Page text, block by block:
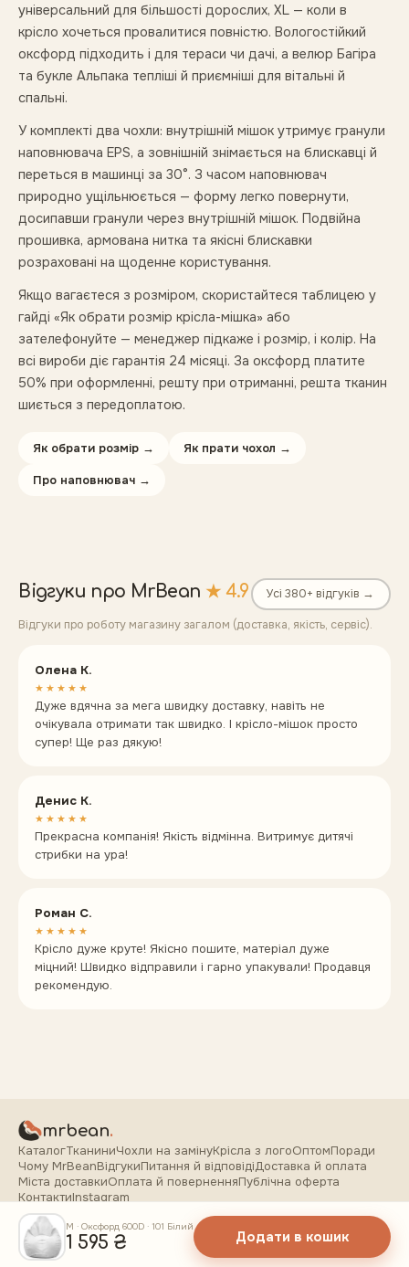
універсальний для більшості дорослих, XL — коли в
крісло хочеться провалитися повністю. Вологостійкий
оксфорд підходить і для тераси чи дачі, а велюр Багіра
та букле Альпака тепліші й приємніші для вітальні й
спальні.
У комплекті два чохли: внутрішній мішок утримує гранули
наповнювача EPS, а зовнішній знімається на блискавці й
переться в машинці за 30°. З часом наповнювач
природно ущільнюється — форму легко повернути,
досипавши гранули через внутрішній мішок. Подвійна
прошивка, армована нитка та якісні блискавки
розраховані на щоденне користування.
Якщо вагаєтеся з розміром, скористайтеся таблицею у
гайді «Як обрати розмір крісла-мішка» або
зателефонуйте — менеджер підкаже і розмір, і колір. На
всі вироби діє гарантія 24 місяці. За оксфорд платите
50% при оформленні, решту при отриманні, решта тканин
шиється з передоплатою.
Як обрати розмір → Як прати чохол →
Про наповнювач →
Відгуки про MrBean ★ 4.9 Усі 380+ відгуків →
Відгуки про роботу магазину загалом (доставка, якість, сервіс).
Олена К.
★★★★★
Дуже вдячна за мега швидку доставку, навіть не
очікувала отримати так швидко. І крісло-мішок просто
супер! Ще раз дякую!
Денис К.
★★★★★
Прекрасна компанія! Якість відмінна. Витримує дитячі
стрибки на ура!
Роман С.
★★★★★
Крісло дуже круте! Якісно пошите, матеріал дуже
міцний! Швидко відправили і гарно упакували! Продавця
рекомендую.
M · Оксфорд 600D · 101 Білий
1 595 ₴ Додати в кошик
mrbean.
КаталогТканиниЧохли на замінуКрісла з логоОптомПоради
Чому MrBeanВідгукиПитання й відповідіДоставка й оплата
Міста доставкиОплата й поверненняПублічна оферта
КонтактиInstagram
+38 (067) 347-45-67
Власний цех · Україна · з 2018
ФОП Кольба Дмитро Олександрович
· РНОКПП